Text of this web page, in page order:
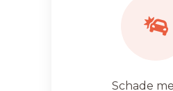
Schade